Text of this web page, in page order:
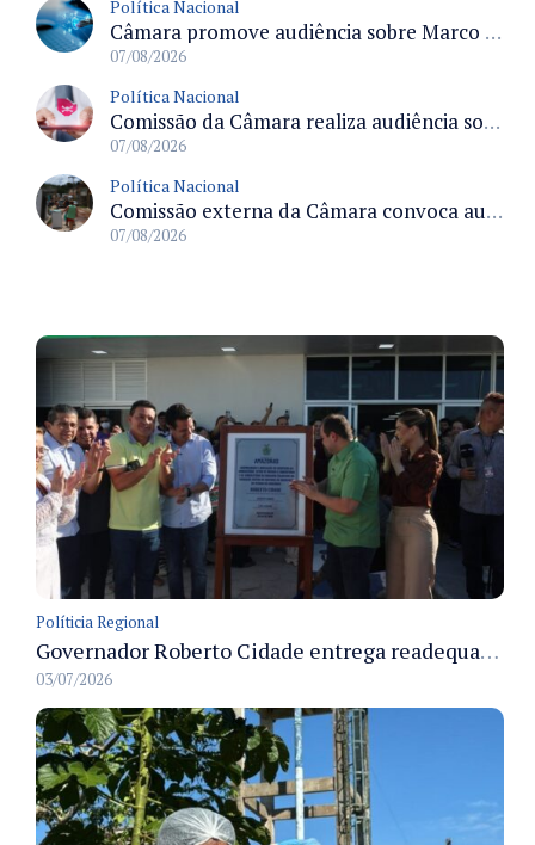
Política Nacional
Câmara promove audiência sobre Marco de Fomento à Economia Digital e impactos da inteligência artificial
07/08/2026
Política Nacional
Comissão da Câmara realiza audiência sobre apostas online para medir o tamanho do mercado ilegal
07/08/2026
Política Nacional
Comissão externa da Câmara convoca audiência pública sobre chuvas na Zona da Mata de Minas Gerais e impactos em Juiz de Fora
07/08/2026
Políticia Regional
Governador Roberto Cidade entrega readequação do ambulatório da FCecon e amplia capacidade de atendimento oncológico em Manaus
03/07/2026